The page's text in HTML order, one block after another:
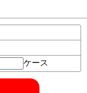
ケース